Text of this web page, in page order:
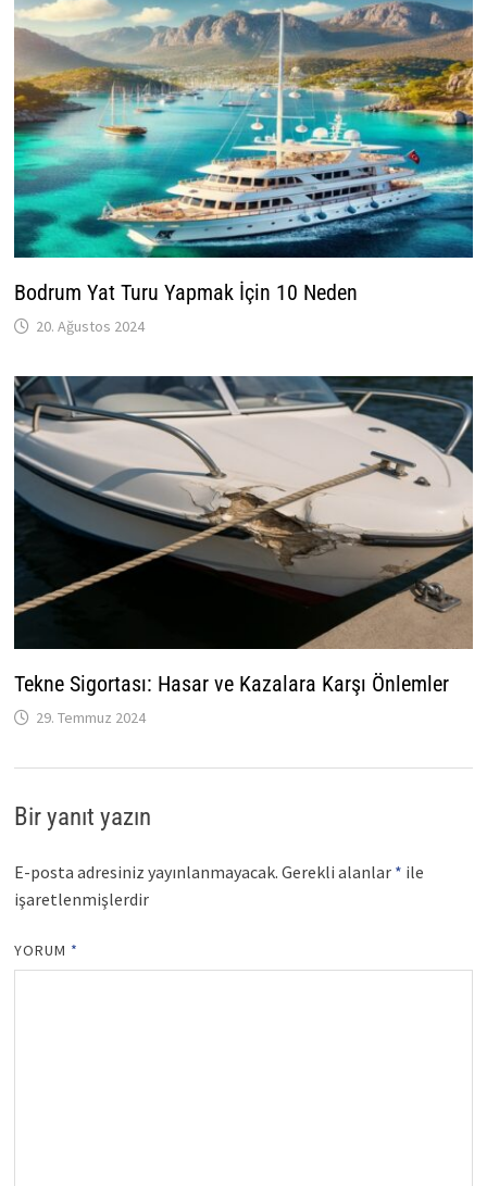
Bodrum Yat Turu Yapmak İçin 10 Neden
20. Ağustos 2024
Tekne Sigortası: Hasar ve Kazalara Karşı Önlemler
29. Temmuz 2024
Bir yanıt yazın
E-posta adresiniz yayınlanmayacak. Gerekli alanlar * ile
işaretlenmişlerdir
YORUM *